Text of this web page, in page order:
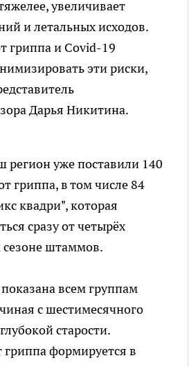
увеличивает
и летальных исходов.
гриппа и Covid-19
эти риски,
Дарья Никитина.
регион уже поставили 140
гриппа, в том числе 84
квадри", которая
сразу от четырёх
штаммов.
всем группам
с шестимесячного
старости.
формируется в